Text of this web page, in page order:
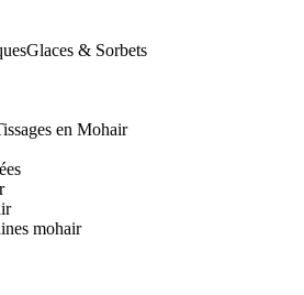
Glaces & Sorbets
en Mohair
mohair